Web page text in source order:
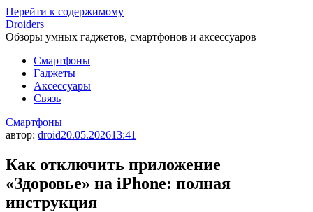
Перейти к содержимому
Droiders
Обзоры умных гаджетов, смартфонов и аксессуаров
Смартфоны
Гаджеты
Аксессуары
Связь
Смартфоны
автор: droid20.05.202613:41
Как отключить приложение
«Здоровье» на iPhone: полная
инструкция